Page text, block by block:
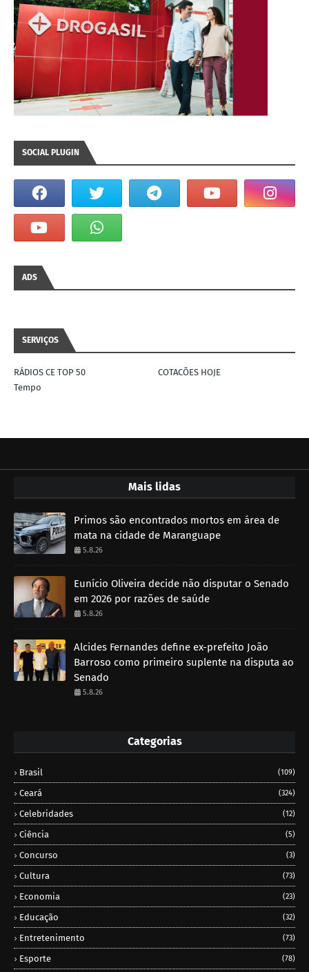
SOCIAL PLUGIN
ADS
SERVIÇOS
RÁDIOS CE TOP 50
COTACÕES HOJE
Tempo
Mais lidas
Primos são encontrados mortos em área de
mata na cidade de Maranguape
5.8.26
Eunício Oliveira decide não disputar o Senado
em 2026 por razões de saúde
5.8.26
Alcides Fernandes define ex-prefeito João
Barroso como primeiro suplente na disputa ao
Senado
5.8.26
Categorias
Brasil (109)
Ceará (324)
Celebridades (12)
Ciência (5)
Concurso (3)
Cultura (73)
Economia (23)
Educação (32)
Entretenimento (73)
Esporte (78)